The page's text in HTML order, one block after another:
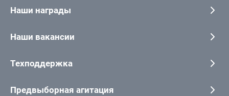
Наши награды
Наши вакансии
Техподдержка
Предвыборная агитация